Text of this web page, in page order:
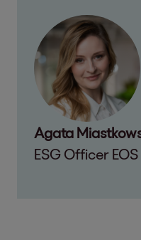
Agata
ESG Officer EOS